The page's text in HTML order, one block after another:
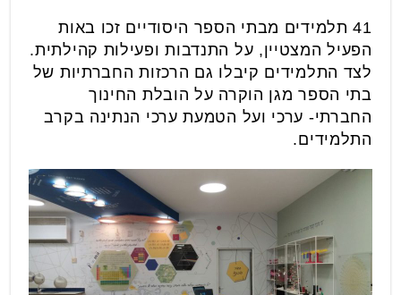
41 תלמידים מבתי הספר היסודיים זכו באות
הפעיל המצטיין, על התנדבות ופעילות קהילתית.
לצד התלמידים קיבלו גם הרכזות החברתיות של
בתי הספר מגן הוקרה על הובלת החינוך
החברתי- ערכי ועל הטמעת ערכי הנתינה בקרב
התלמידים.